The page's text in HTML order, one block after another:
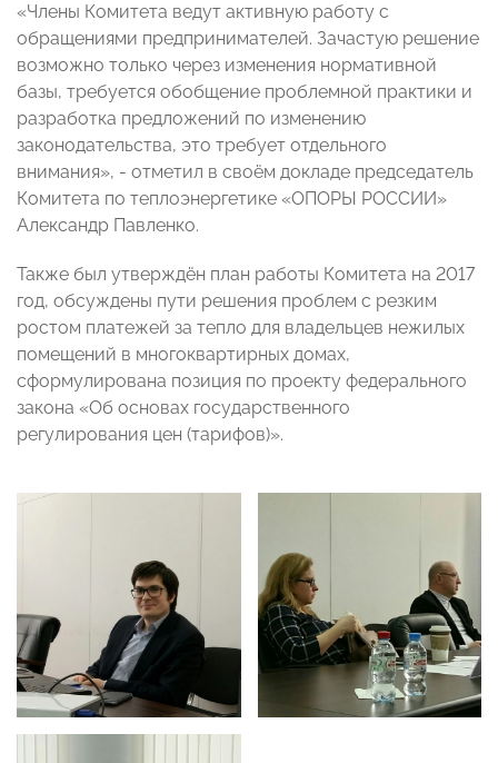
«Члены Комитета ведут активную работу с
обращениями предпринимателей. Зачастую решение
возможно только через изменения нормативной
базы, требуется обобщение проблемной практики и
разработка предложений по изменению
законодательства, это требует отдельного
внимания», - отметил в своём докладе председатель
Комитета по теплоэнергетике «ОПОРЫ РОССИИ»
Александр Павленко.
Также был утверждён план работы Комитета на 2017
год, обсуждены пути решения проблем с резким
ростом платежей за тепло для владельцев нежилых
помещений в многоквартирных домах,
сформулирована позиция по проекту федерального
закона «Об основах государственного
регулирования цен (тарифов)».